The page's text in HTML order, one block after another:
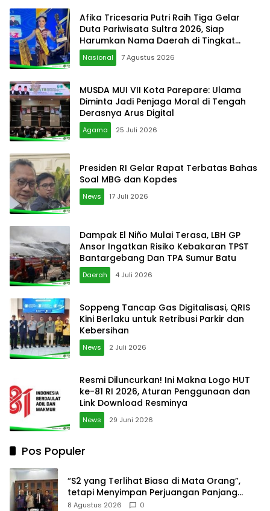
Afika Tricesaria Putri Raih Tiga Gelar
Duta Pariwisata Sultra 2026, Siap
Harumkan Nama Daerah di Tingkat
Nasional
Nasional 7 Agustus 2026
MUSDA MUI VII Kota Parepare: Ulama
Diminta Jadi Penjaga Moral di Tengah
Derasnya Arus Digital
Agama 25 Juli 2026
Presiden RI Gelar Rapat Terbatas Bahas
Soal MBG dan Kopdes
News 17 Juli 2026
Dampak El Niño Mulai Terasa, LBH GP
Ansor Ingatkan Risiko Kebakaran TPST
Bantargebang Dan TPA Sumur Batu
Daerah 4 Juli 2026
Soppeng Tancap Gas Digitalisasi, QRIS
Kini Berlaku untuk Retribusi Parkir dan
Kebersihan
News 2 Juli 2026
Resmi Diluncurkan! Ini Makna Logo HUT
ke-81 RI 2026, Aturan Penggunaan dan
Link Download Resminya
News 29 Juni 2026
Pos Populer
“S2 yang Terlihat Biasa di Mata Orang”,
tetapi Menyimpan Perjuangan Panjang
yang Tidak Semua Orang Tahu
8 Agustus 2026 0